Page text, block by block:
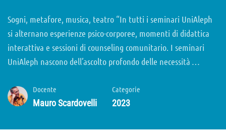
Sogni, metafore, musica, teatro “In tutti i seminari UniAleph
si alternano esperienze psico-corporee, momenti di didattica
interattiva e sessioni di counseling comunitario. I seminari
UniAleph nascono dell’ascolto profondo delle necessità …
Docente
Mauro Scardovelli
Categorie
2023